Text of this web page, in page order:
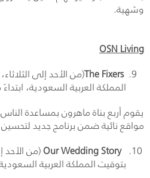
وشهية.
OSN Living
The Fixers
المملكة العربية السعودية، ابتداءً من 31
يقوم أربع بناة ماهرون بمساعدة
مواقع نائية ضمن برنامج جديد لتحسين
Our Wedding Story
بتوقيت المملكة العربية السعودية،